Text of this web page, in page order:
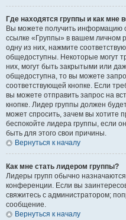
Где находятся группы и как мне
Вы можете получить информацию
ссылке «Группы» в вашем личном
одну из них, нажмите
общедоступны. Некоторые могут
них, могут быть закрытыми или
общедоступна, то вы можете
соответствующей кнопке. Если
вы можете отправить запрос на
кнопке. Лидер группы должен
может спросить, зачем вы хотите
беспокойте лидера группы, если
быть для этого свои причины.
Вернуться к началу
Как мне стать лидером группы?
Лидеры групп обычно
конференции. Если вы
свяжитесь с администратором;
сообщение.
Вернуться к началу